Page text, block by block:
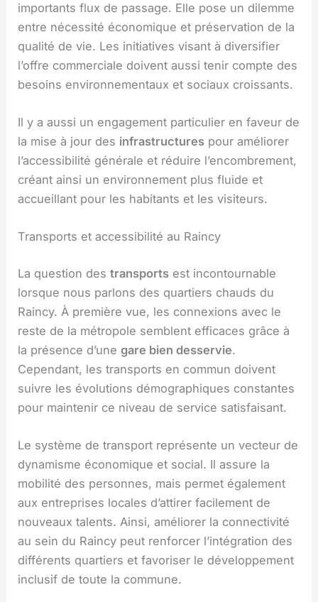
importants flux de passage. Elle pose un dilemme
entre nécessité économique et préservation de la
qualité de vie. Les initiatives visant à diversifier
l’offre commerciale doivent aussi tenir compte des
besoins environnementaux et sociaux croissants.
Il y a aussi un engagement particulier en faveur de
la mise à jour des infrastructures pour améliorer
l’accessibilité générale et réduire l’encombrement,
créant ainsi un environnement plus fluide et
accueillant pour les habitants et les visiteurs.
Transports et accessibilité au Raincy
La question destransports est incontournable
lorsque nous parlons des quartiers chauds du
Raincy. À première vue, les connexions avec le
reste de la métropole semblent efficaces grâce à
la présence d’unegare bien desservie.
Cependant, les transports en commun doivent
suivre les évolutions démographiques constantes
pour maintenir ce niveau de service satisfaisant.
Le système de transport représente un vecteur de
dynamisme économique et social. Il assure la
mobilité des personnes, mais permet également
aux entreprises locales d’attirer facilement de
nouveaux talents. Ainsi, améliorer la connectivité
au sein du Raincy peut renforcer l’intégration des
différents quartiers et favoriser le développement
inclusif de toute la commune.